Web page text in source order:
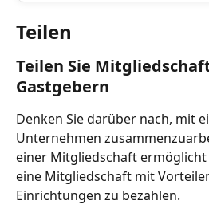
Teilen
Teilen Sie
Gastgebern
Denken Sie darüber nach, mit
Unternehmen
einer Mitgliedschaft
eine Mitgliedschaft mit
Einrichtungen zu bezahlen.